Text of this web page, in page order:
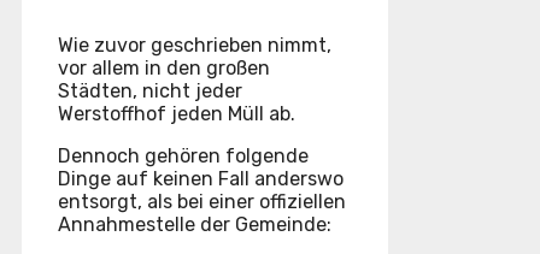
Wie zuvor geschrieben nimmt,
vor allem in den großen
Städten, nicht jeder
Werstoffhof jeden Müll ab.
Dennoch gehören folgende
Dinge auf keinen Fall anderswo
entsorgt, als bei einer offiziellen
Annahmestelle der Gemeinde: